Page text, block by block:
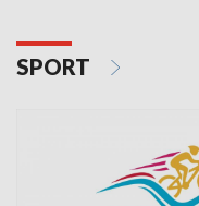
SPORT